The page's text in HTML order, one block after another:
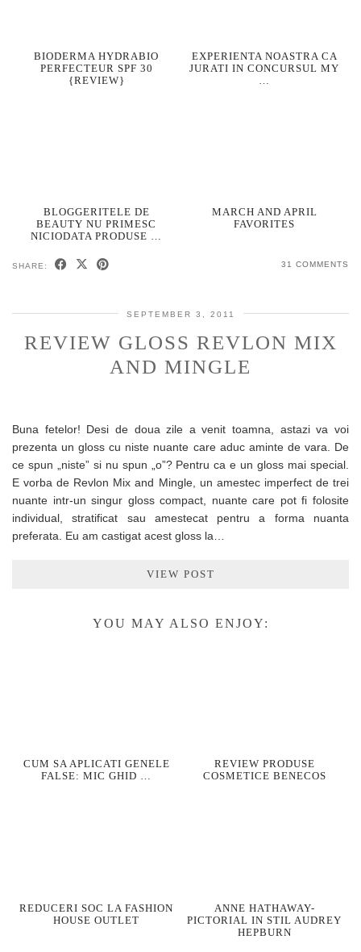
BIODERMA HYDRABIO
PERFECTEUR SPF 30
{REVIEW}
EXPERIENTA NOASTRA CA
JURATI IN CONCURSUL MY
BLOGGERITELE DE
BEAUTY NU PRIMESC
NICIODATA PRODUSE …
MARCH AND APRIL
FAVORITES
SHARE: 31 COMMENTS
SEPTEMBER 3, 2011
REVIEW GLOSS REVLON MIX
AND MINGLE
Buna fetelor! Desi de doua zile a venit toamna, astazi va voi
prezenta un gloss cu niste nuante care aduc aminte de vara. De
ce spun „niste” si nu spun „o”? Pentru ca e un gloss mai special.
E vorba de Revlon Mix and Mingle, un amestec imperfect de trei
nuante intr-un singur gloss compact, nuante care pot fi folosite
individual, stratificat sau amestecat pentru a forma nuanta
preferata. Eu am castigat acest gloss la…
VIEW POST
YOU MAY ALSO ENJOY:
CUM SA APLICATI GENELE
FALSE: MIC GHID …
REVIEW PRODUSE
COSMETICE BENECOS
REDUCERI SOC LA FASHION
HOUSE OUTLET
ANNE HATHAWAY-
PICTORIAL IN STIL AUDREY
HEPBURN